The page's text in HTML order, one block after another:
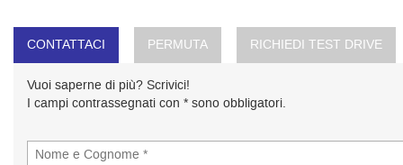
CONTATTACI PERMUTA RICHIEDI TEST DRIVE
Vuoi saperne di più? Scrivici!
I campi contrassegnati con * sono obbligatori.